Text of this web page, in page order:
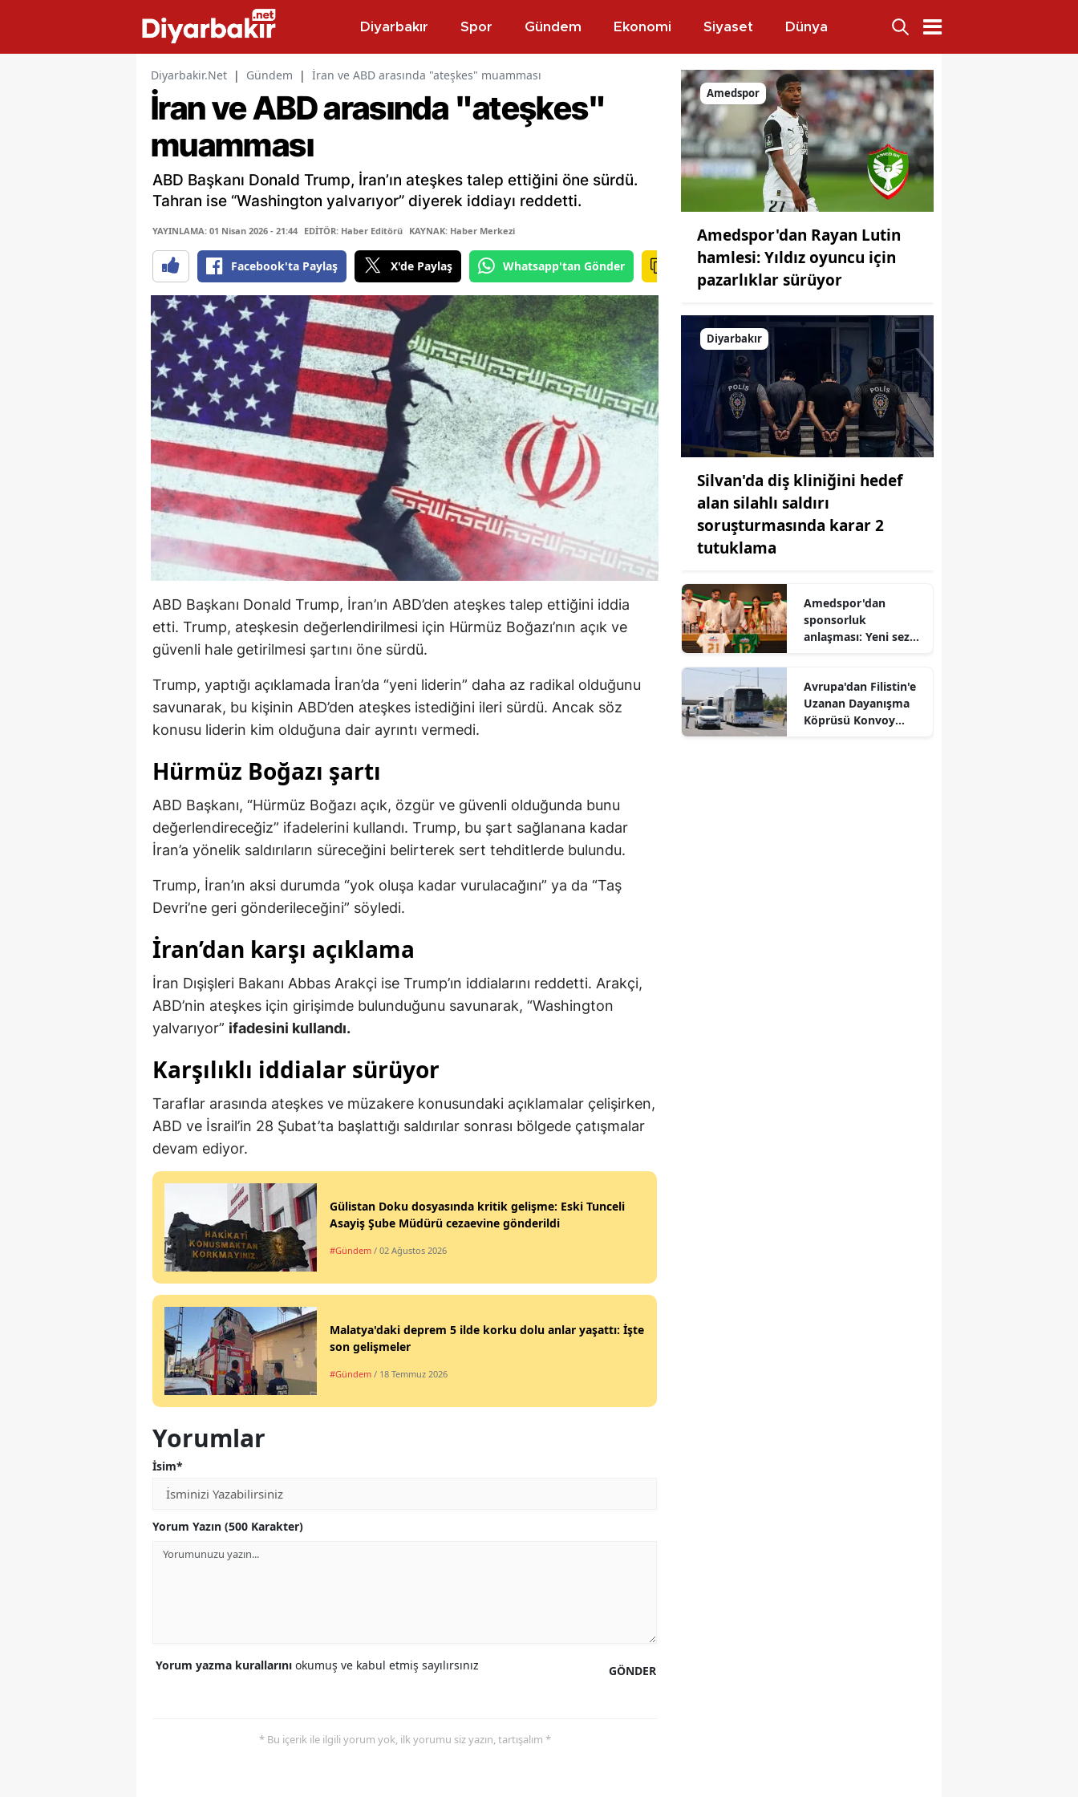
Diyarbakır Spor Gündem Ekonomi Siyaset Dünya
Diyarbakir.Net | Gündem | İran ve ABD arasında "ateşkes" muamması
İran ve ABD arasında "ateşkes"
muamması
ABD Başkanı Donald Trump, İran’ın ateşkes talep ettiğini öne sürdü.
Tahran ise “Washington yalvarıyor” diyerek iddiayı reddetti.
YAYINLAMA: 01 Nisan 2026 - 21:44 EDİTÖR: Haber Editörü KAYNAK: Haber Merkezi
Facebook'ta Paylaş X'de Paylaş Whatsapp'tan Gönder
ABD Başkanı Donald Trump, İran’ın ABD’den ateşkes talep ettiğini iddia
etti. Trump, ateşkesin değerlendirilmesi için Hürmüz Boğazı’nın açık ve
güvenli hale getirilmesi şartını öne sürdü.
Trump, yaptığı açıklamada İran’da “yeni liderin” daha az radikal olduğunu
savunarak, bu kişinin ABD’den ateşkes istediğini ileri sürdü. Ancak söz
konusu liderin kim olduğuna dair ayrıntı vermedi.
Hürmüz Boğazı şartı
ABD Başkanı, “Hürmüz Boğazı açık, özgür ve güvenli olduğunda bunu
değerlendireceğiz” ifadelerini kullandı. Trump, bu şart sağlanana kadar
İran’a yönelik saldırıların süreceğini belirterek sert tehditlerde bulundu.
Trump, İran’ın aksi durumda “yok oluşa kadar vurulacağını” ya da “Taş
Devri’ne geri gönderileceğini” söyledi.
İran’dan karşı açıklama
İran Dışişleri Bakanı Abbas Arakçi ise Trump’ın iddialarını reddetti. Arakçi,
ABD’nin ateşkes için girişimde bulunduğunu savunarak, “Washington
yalvarıyor” ifadesini kullandı.
Karşılıklı iddialar sürüyor
Taraflar arasında ateşkes ve müzakere konusundaki açıklamalar çelişirken,
ABD ve İsrail’in 28 Şubat’ta başlattığı saldırılar sonrası bölgede çatışmalar
devam ediyor.
Gülistan Doku dosyasında kritik gelişme: Eski Tunceli
Asayiş Şube Müdürü cezaevine gönderildi
#Gündem / 02 Ağustos 2026
Malatya'daki deprem 5 ilde korku dolu anlar yaşattı: İşte
son gelişmeler
#Gündem / 18 Temmuz 2026
Yorumlar
İsim*
Yorum Yazın (500 Karakter)
GÖNDER
Yorum yazma kurallarını okumuş ve kabul etmiş sayılırsınız
* Bu içerik ile ilgili yorum yok, ilk yorumu siz yazın, tartışalım *
Amedspor
Amedspor'dan Rayan Lutin
hamlesi: Yıldız oyuncu için
pazarlıklar sürüyor
Diyarbakır
Silvan'da diş kliniğini hedef
alan silahlı saldırı
soruşturmasında karar 2
tutuklama
Amedspor'dan
sponsorluk
anlaşması: Yeni sezon
Avrupa'dan Filistin'e
Uzanan Dayanışma
Köprüsü Konvoy